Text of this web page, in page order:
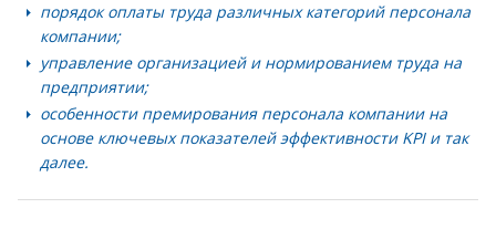
порядок оплаты труда различных категорий персонала
компании;
управление организацией и нормированием труда на
предприятии;
особенности премирования персонала компании на
основе ключевых показателей эффективности KPI и так
далее.